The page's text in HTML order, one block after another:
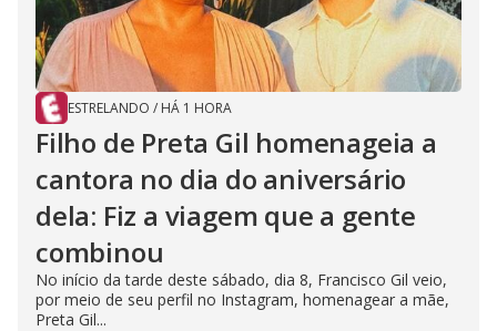
ESTRELANDO / HÁ 1 HORA
Filho de Preta Gil homenageia a
cantora no dia do aniversário
dela: Fiz a viagem que a gente
combinou
No início da tarde deste sábado, dia 8, Francisco Gil veio,
por meio de seu perfil no Instagram, homenagear a mãe,
Preta Gil...